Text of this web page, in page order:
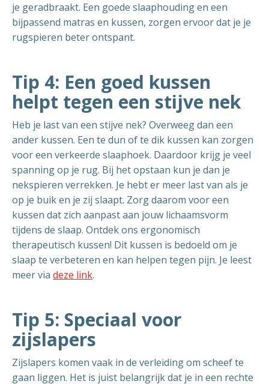
je geradbraakt. Een goede slaaphouding en een
bijpassend matras en kussen, zorgen ervoor dat je je
rugspieren beter ontspant.
Tip 4: Een goed kussen
helpt tegen een stijve nek
Heb je last van een stijve nek? Overweeg dan een
ander kussen. Een te dun of te dik kussen kan zorgen
voor een verkeerde slaaphoek. Daardoor krijg je veel
spanning op je rug. Bij het opstaan kun je dan je
nekspieren verrekken. Je hebt er meer last van als je
op je buik en je zij slaapt. Zorg daarom voor een
kussen dat zich aanpast aan jouw lichaamsvorm
tijdens de slaap. Ontdek ons ergonomisch
therapeutisch kussen! Dit kussen is bedoeld om je
slaap te verbeteren en kan helpen tegen pijn. Je leest
meer via deze link.
Tip 5: Speciaal voor
zijslapers
Zijslapers komen vaak in de verleiding om scheef te
gaan liggen. Het is juist belangrijk dat je in een rechte